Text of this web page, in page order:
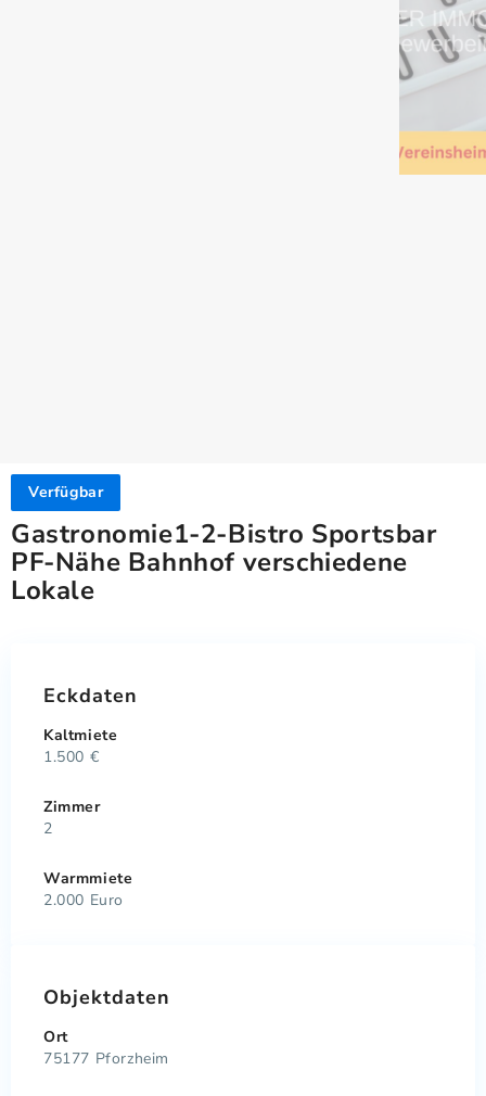
Verfügbar
Gastronomie1-2-Bistro Sportsbar
PF-Nähe Bahnhof verschiedene
Lokale
Eckdaten
Kaltmiete
1.500 €
Zimmer
2
Warmmiete
2.000 Euro
Objektdaten
Ort
75177 Pforzheim